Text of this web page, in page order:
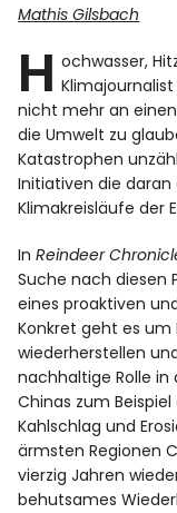
Mathis Gilsbach
H ochwasser,
nicht mehr an
die Umwelt zu
Katastrophen
Initiativen die
Klimakreisläufe der
InReindeer
Suche nach diesen
eines proaktiven
Konkret geht es
wiederherstellen
nachhaltige Rolle in
Chinas zum
Kahlschlag und
ärmsten Regionen
vierzig Jahren
behutsames